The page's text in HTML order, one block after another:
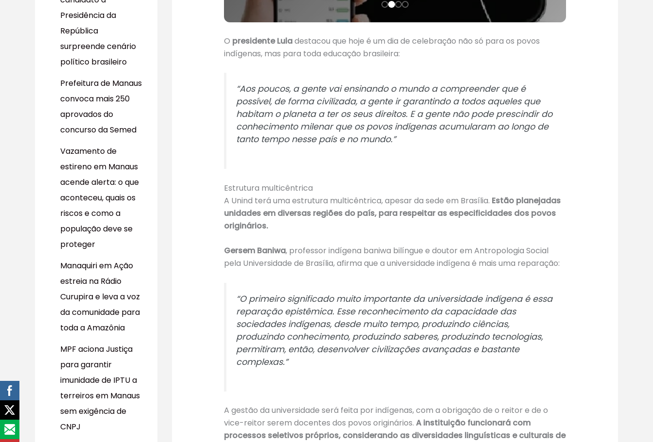
Presidência da
República
surpreende cenário
político brasileiro
Prefeitura de Manaus
convoca mais 250
aprovados do
concurso da Semed
Vazamento de
estireno em Manaus
acende alerta: o que
aconteceu, quais os
riscos e como a
população deve se
proteger
Manaquiri em Ação
estreia na Rádio
Curupira e leva a voz
da comunidade para
toda a Amazônia
MPF aciona Justiça
para garantir
imunidade de IPTU a
terreiros em Manaus
sem exigência de
CNPJ
O presidente Luladestacou que hoje é um dia de celebração não só para os povos
indígenas, mas para toda educação brasileira:
“Aos poucos, a gente vai ensinando o mundo a compreender que é
possível, de forma civilizada, a gente ir garantindo a todos aqueles que
habitam o planeta a ter os seus direitos. E a gente não pode prescindir do
conhecimento milenar que os povos indígenas acumularam ao longo de
tanto tempo nesse país e no mundo.”
Estrutura multicêntrica
A Unind terá uma estrutura multicêntrica, apesar da sede em Brasília. Estão planejadas
unidades em diversas regiões do país, para respeitar as especificidades dos povos
originários.
Gersem Baniwa, professor indígena baniwa bilíngue e doutor em Antropologia Social
pela Universidade de Brasília, afirma que a universidade indígena é mais uma reparação:
“O primeiro significado muito importante da universidade indígena é essa
reparação epistêmica. Esse reconhecimento da capacidade das
sociedades indígenas, desde muito tempo, produzindo ciências,
produzindo conhecimento, produzindo saberes, produzindo tecnologias,
permitiram, então, desenvolver civilizações avançadas e bastante
complexas.”
A gestão da universidade será feita por indígenas, com a obrigação de o reitor e de o
vice-reitor serem docentes dos povos originários.A instituição funcionará com
processos seletivos próprios, considerando as diversidades linguísticas e culturais de